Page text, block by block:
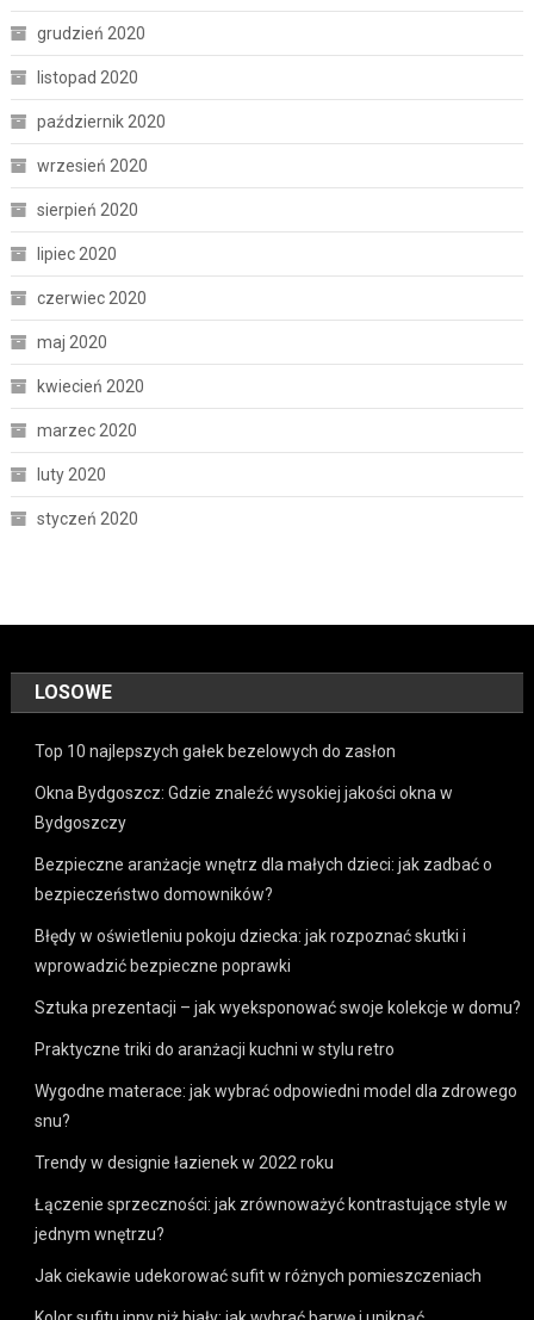
grudzień 2020
listopad 2020
październik 2020
wrzesień 2020
sierpień 2020
lipiec 2020
czerwiec 2020
maj 2020
kwiecień 2020
marzec 2020
luty 2020
styczeń 2020
LOSOWE
Top 10 najlepszych gałek bezelowych do zasłon
Okna Bydgoszcz: Gdzie znaleźć wysokiej jakości okna w
Bydgoszczy
Bezpieczne aranżacje wnętrz dla małych dzieci: jak zadbać o
bezpieczeństwo domowników?
Błędy w oświetleniu pokoju dziecka: jak rozpoznać skutki i
wprowadzić bezpieczne poprawki
Sztuka prezentacji – jak wyeksponować swoje kolekcje w domu?
Praktyczne triki do aranżacji kuchni w stylu retro
Wygodne materace: jak wybrać odpowiedni model dla zdrowego
snu?
Trendy w designie łazienek w 2022 roku
Łączenie sprzeczności: jak zrównoważyć kontrastujące style w
jednym wnętrzu?
Jak ciekawie udekorować sufit w różnych pomieszczeniach